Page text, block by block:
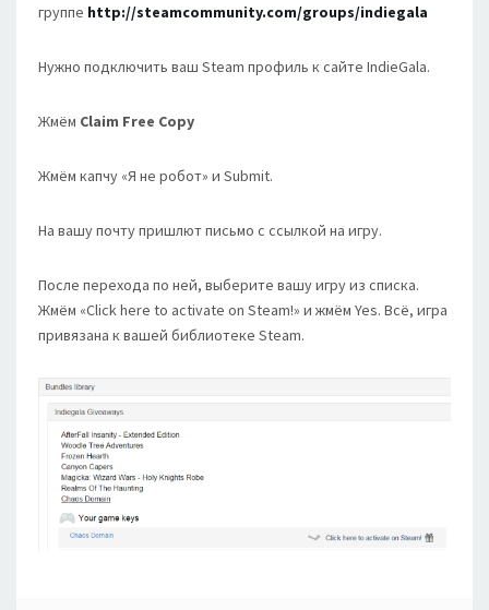
группе http://steamcommunity.com/groups/indiegala
Нужно подключить ваш Steam профиль к сайте IndieGala.
Жмём Claim Free Copy
Жмём капчу «Я не робот» и Submit.
На вашу почту пришлют письмо с ссылкой на игру.
После перехода по ней, выберите вашу игру из списка.
Жмём «Click here to activate on Steam!» и жмём Yes. Всё, игра
привязана к вашей библиотеке Steam.